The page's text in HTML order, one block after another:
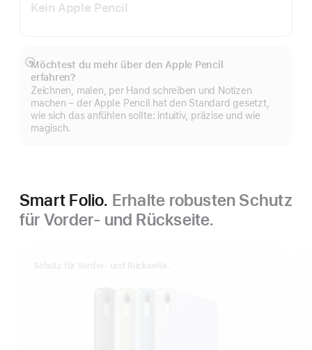
Kein Apple Pencil
Möchtest du mehr über den Apple Pencil
erfahren?
Zeichnen, malen, per Hand schreiben und Notizen
machen – der Apple Pencil hat den Standard gesetzt,
wie sich das anfühlen sollte: intuitiv, präzise und wie
magisch.
Mehr
anzeigen
Smart Folio. Erhalte robusten Schutz
für Vorder- und Rückseite.